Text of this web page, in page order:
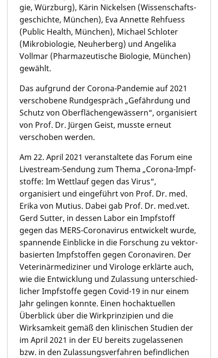
gie, Würzburg), Kärin Nickelsen (Wissen­schafts­
geschich­te, München), Eva Annette Rehfuess
(Public Health, München), Michael Schloter
(Mikrobio­logie, Neuher­berg) und Angelika
Vollmar (Pharma­zeuti­sche Biologie, München)
gewählt.
Das aufgrund der Corona-Pandemie auf 2021
verschobene Rundge­spräch „Gefähr­dung und
Schutz von Oberflächen­gewäs­sern“, organi­siert
von Prof. Dr. Jürgen Geist, musste erneut
verscho­ben werden.
Am 22. April 2021 veranstaltete das Forum eine
Livestream-Sendung zum Thema „Corona-Impf­
stoffe: Im Wettlauf gegen das Virus“,
organisiert und einge­führt von Prof. Dr. med.
Erika von Mutius. Dabei gab Prof. Dr. med.vet.
Gerd Sutter, in dessen Labor ein Impfstoff
gegen das MERS-Corona­virus entwickelt wurde,
spannen­de Einblicke in die Forschung zu vektor­
basier­ten Impfstof­fen gegen Corona­viren. Der
Veterinär­medi­ziner und Virologe erklärte auch,
wie die Entwick­lung und Zulas­sung unterschied­
licher Impfstof­fe gegen Covid-19 in nur einem
Jahr gelingen konnte. Einen hochaktu­ellen
Überblick über die Wirkprin­zipi­en und die
Wirksam­keit gemäß den klinischen Studien der
im April 2021 in der EU bereits zugelas­se­nen
bzw. in den Zulassungs­verfah­ren befindli­chen